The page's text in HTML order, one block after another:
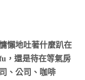
懶地吐著什麼趴在
，還是待在等氣房
、公司、咖啡